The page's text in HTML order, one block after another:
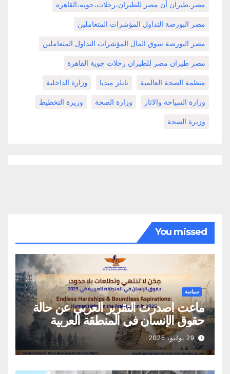
مصر،طيران أن مصر للطيران،رحلات،جويه،القاهره
مصر البورصة التداول المؤشرات المتعاملين
مصر البورصة سوق المال المؤشرات التداول المتعاملين
مصر طيران مصر للطيران رحلات جوية القاهرة
منظمة الصحة العالمية نايلز ميديا وزارة الداخلية
وزارة السياحة والاثار وزارة الصحة وزيرة التخطيط
وزيرة الصحة
You missed
سياسة
ماعت اصدرت التقرير العربي عن حالة
حقوق الإنسان في المنطقة العربية
29 يوليو، 2026